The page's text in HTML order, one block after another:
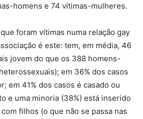
homens e 74 vítimas-mulheres.
foram vítimas numa relação gay
é este: tem, em média, 46
jovem do que os 388 homens-
em 36% dos casos
em 41% dos casos é casado ou
e uma minoria (38%) está inserido
filhos (o que não se passa nas